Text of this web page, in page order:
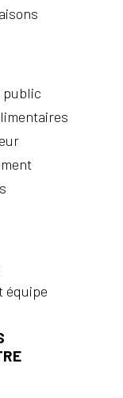
public
équipe